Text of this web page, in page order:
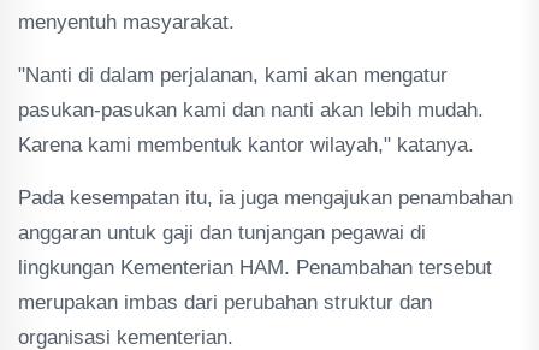
menyentuh masyarakat.
"Nanti di dalam perjalanan, kami akan mengatur
pasukan-pasukan kami dan nanti akan lebih mudah.
Karena kami membentuk kantor wilayah," katanya.
Pada kesempatan itu, ia juga mengajukan penambahan
anggaran untuk gaji dan tunjangan pegawai di
lingkungan Kementerian HAM. Penambahan tersebut
merupakan imbas dari perubahan struktur dan
organisasi kementerian.